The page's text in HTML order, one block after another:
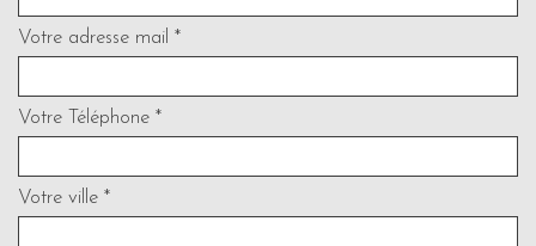
Votre adresse mail *
Votre Téléphone *
Votre ville *